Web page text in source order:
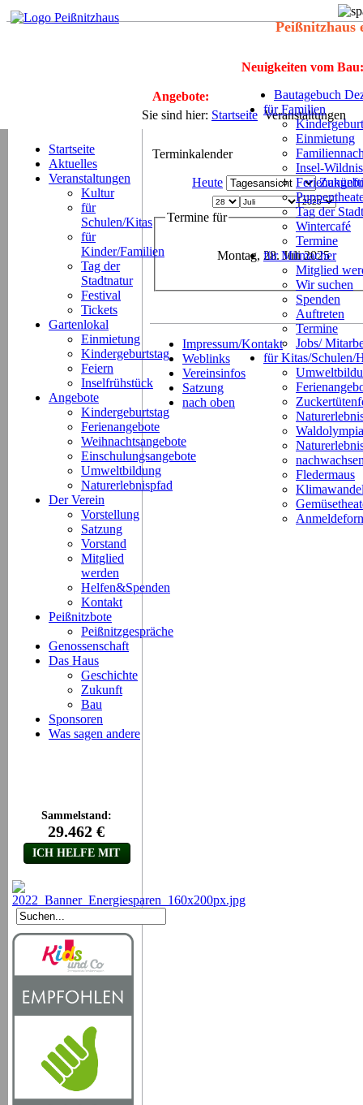
Peißnitzhaus
Neuigkeiten vom Bau:
Bautagebuch
für Familien
Einmietung
Insel-
Tag der
Wintercafé
Termine
für Mitmacher
Mitglied
Wir suchen
Spenden
Auftreten
Termine
Jobs/
für Kitas/Schulen/
Fledermaus
Angebote:
Sie sind hier: Startseite Veranstaltungen
Startseite
Aktuelles
Veranstaltungen
Kultur
für
Schulen/Kitas
für
Kinder/Familien
Tag der
Stadtnatur
Festival
Tickets
Gartenlokal
Einmietung
Kindergeburtstag
Feiern
Inselfrühstück
Angebote
Kindergeburtstag
Ferienangebote
Weihnachtsangebote
Einschulungsangebote
Umweltbildung
Naturerlebnispfad
Der Verein
Vorstellung
Satzung
Vorstand
Mitglied
werden
Helfen&Spenden
Kontakt
Peißnitzbote
Peißnitzgespräche
Genossenschaft
Das Haus
Geschichte
Zukunft
Bau
Sponsoren
Was sagen andere
Terminkalender
Heute
Termine für
Montag, 28. Juli 2025
Impressum/Kontakt
Weblinks
Vereinsinfos
Satzung
nach oben